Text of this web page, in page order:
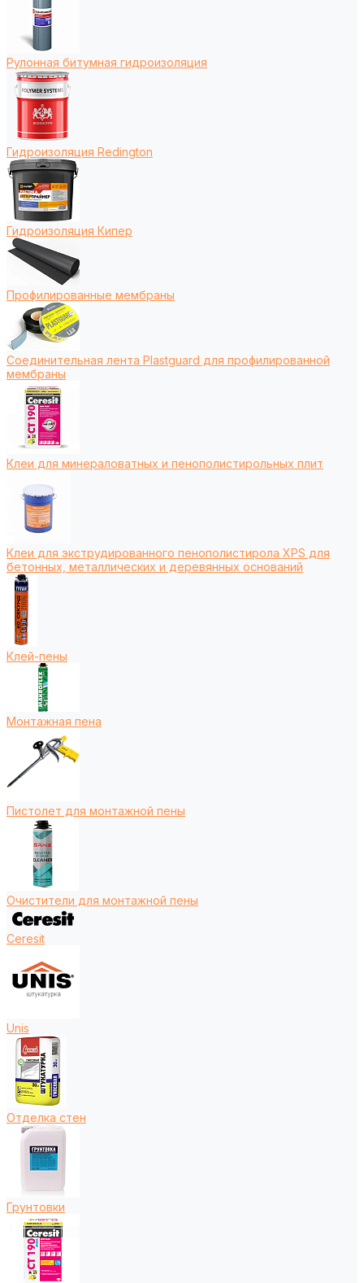
Рулонная битумная гидроизоляция
Гидроизоляция Redington
Гидроизоляция Кипер
Профилированные мембраны
Соединительная лента Plastguard для профилированной
мембраны
Клеи для минераловатных и пенополистирольных плит
Клеи для экструдированного пенополистирола XPS для
бетонных, металлических и деревянных оснований
Клей-пены
Монтажная пена
Пистолет для монтажной пены
Очистители для монтажной пены
Ceresit
Unis
Отделка стен
Грунтовки